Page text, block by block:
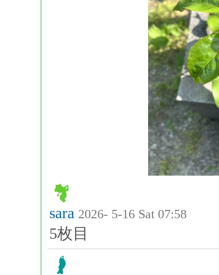
sara 2026- 5-16 Sat 07:58
5枚目